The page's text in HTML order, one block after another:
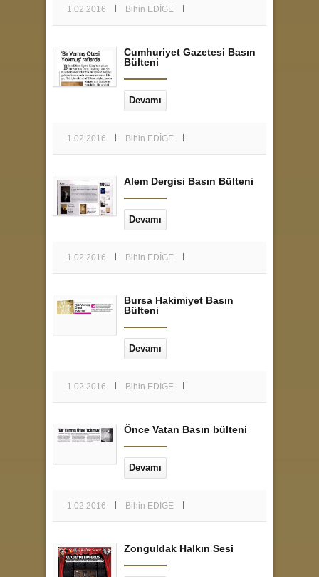
1.02.2016 Bihin EDİGE
Cumhuriyet Gazetesi Basın
Bülteni
Devamı
1.02.2016 Bihin EDİGE
Alem Dergisi Basın Bülteni
Devamı
1.02.2016 Bihin EDİGE
Bursa Hakimiyet Basın
Bülteni
Devamı
1.02.2016 Bihin EDİGE
Önce Vatan Basın bülteni
Devamı
1.02.2016 Bihin EDİGE
Zonguldak Halkın Sesi